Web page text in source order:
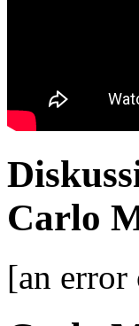
Carlo
[an